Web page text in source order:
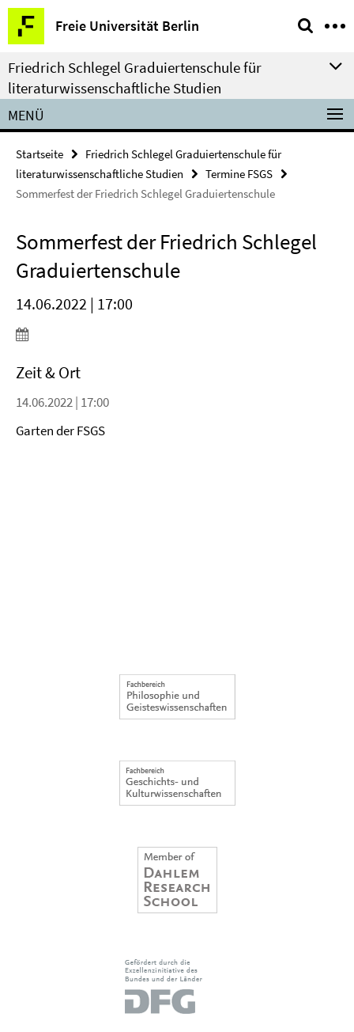
Springe
direkt
zu
Inhalt
Freie Universität Berlin
Service-
Navigation
Friedrich Schlegel Graduiertenschule für
literaturwissenschaftliche Studien
MENÜ
Startseite
Friedrich Schlegel Graduiertenschule für
literaturwissenschaftliche Studien
Termine FSGS
Sommerfest der Friedrich Schlegel Graduiertenschule
Sommerfest der Friedrich Schlegel
Graduiertenschule
14.06.2022 | 17:00
Zeit & Ort
14.06.2022 | 17:00
Garten der FSGS